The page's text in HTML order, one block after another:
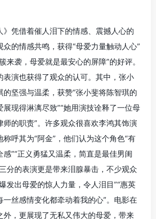
》凭借着催人泪下的情感、震撼人心的
的情感共鸣，获得“母爱力量触动人心”
来袭，母爱就是最安心的屏障”的好评。
表演也获得了观众的认可。其中，张小
的坚强与温柔，获赞“张小斐将陈智琪的
展现得淋漓尽致”“她用演技诠释了一位母
师的职责”。许多观众很喜欢李鸿其饰演
呼其为“阿金”，他们认为这个角色“有
”“正义勇猛又温柔，简直是最佳男闺
分的表演更是带来泪腺暴击，不少观众
发出母爱的惊人力量，令人泪目”“惠英
一丝感情变化都牵动着我的心”。电影在
外，更展现了无私又伟大的母爱，带来